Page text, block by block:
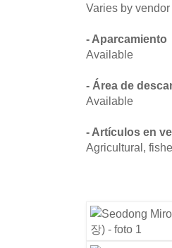
Varies by vendor
- Aparcamiento
Available
- Área de
Available
- Artículos en
Agricultural,